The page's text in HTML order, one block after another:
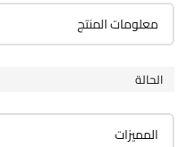
معلومات المنتج
الحالة
المميزات